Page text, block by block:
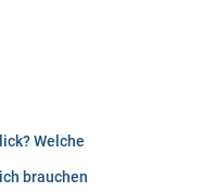
Welche
brauchen